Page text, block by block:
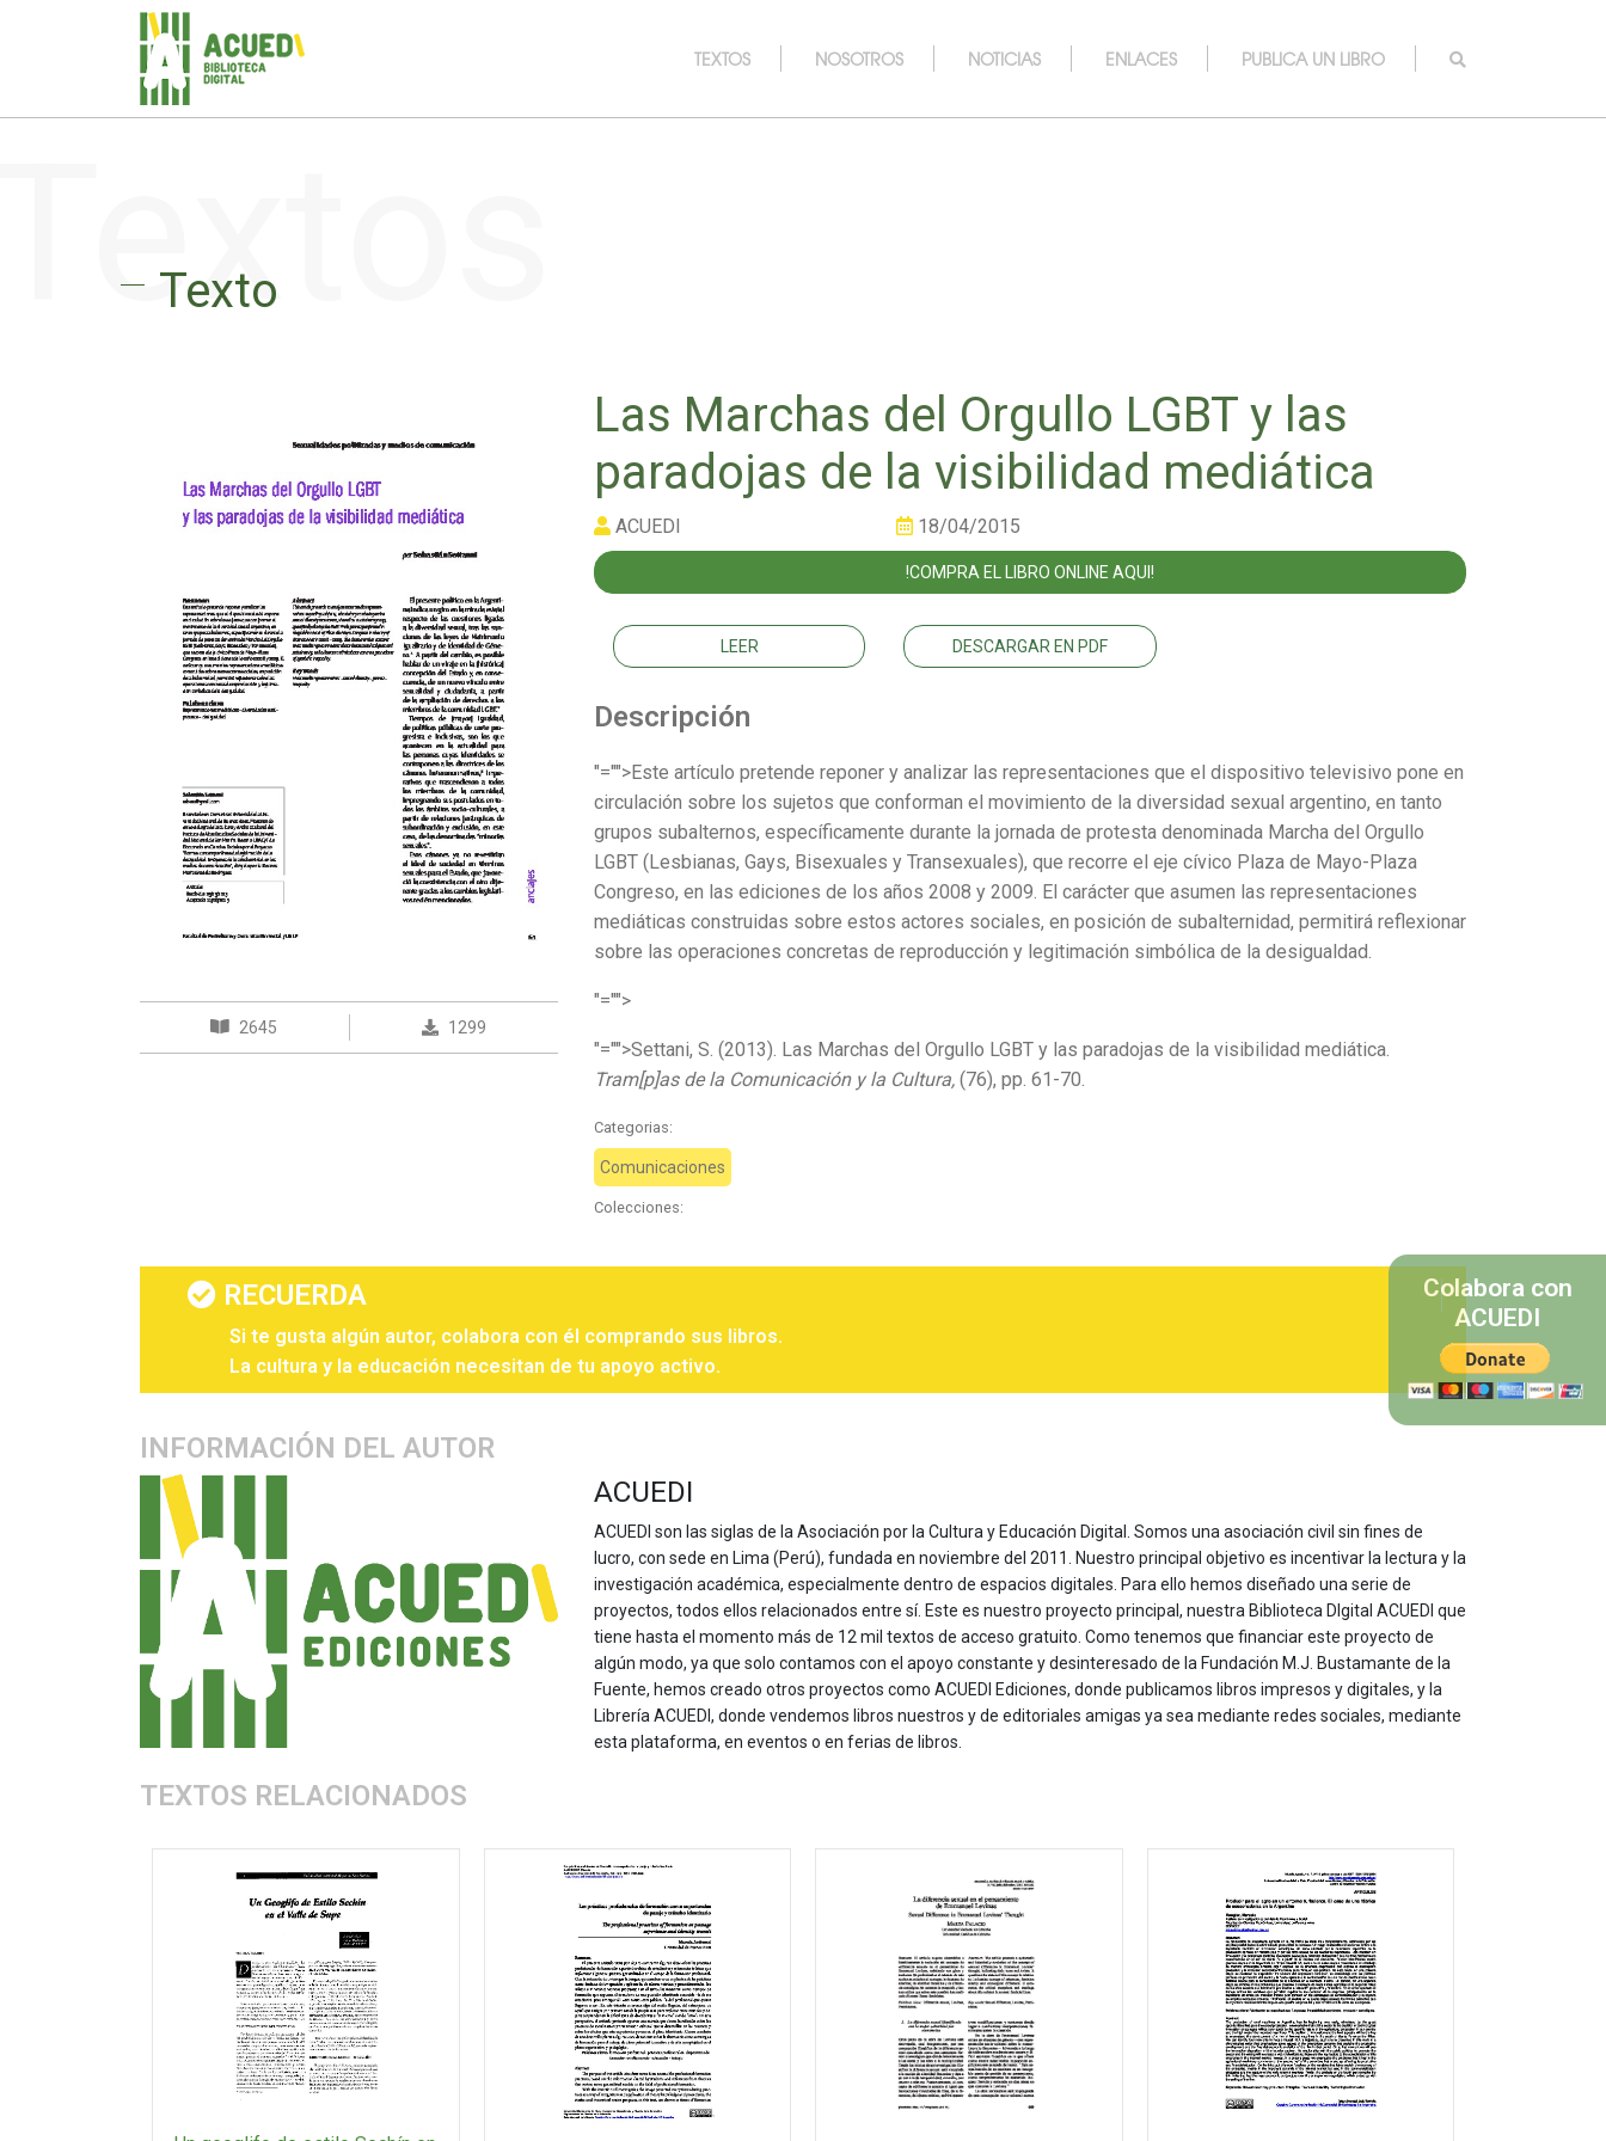
TEXTOS NOSOTROS NOTICIAS ENLACES PUBLICA UN LIBRO
Texto
2645 1299
Las Marchas del Orgullo LGBT y las
paradojas de la visibilidad mediática
ACUEDI 18/04/2015
!COMPRA EL LIBRO ONLINE AQUI!
LEER DESCARGAR EN PDF
Descripción
"="">Este artículo pretende reponer y analizar las representaciones que el dispositivo televisivo pone en
circulación sobre los sujetos que conforman el movimiento de la diversidad sexual argentino, en tanto
grupos subalternos, específicamente durante la jornada de protesta denominada Marcha del Orgullo
LGBT (Lesbianas, Gays, Bisexuales y Transexuales), que recorre el eje cívico Plaza de Mayo-Plaza
Congreso, en las ediciones de los años 2008 y 2009. El carácter que asumen las representaciones
mediáticas construidas sobre estos actores sociales, en posición de subalternidad, permitirá reflexionar
sobre las operaciones concretas de reproducción y legitimación simbólica de la desigualdad.
"="">
"="">Settani, S. (2013). Las Marchas del Orgullo LGBT y las paradojas de la visibilidad mediática.
Tram[p]as de la Comunicación y la Cultura, (76), pp. 61-70.
Categorias:
Comunicaciones
Colecciones:
RECUERDA
Si te gusta algún autor, colabora con él comprando sus libros.
La cultura y la educación necesitan de tu apoyo activo.
INFORMACIÓN DEL AUTOR
ACUEDI
ACUEDI son las siglas de la Asociación por la Cultura y Educación Digital. Somos una asociación civil sin fines de
lucro, con sede en Lima (Perú), fundada en noviembre del 2011. Nuestro principal objetivo es incentivar la lectura y la
investigación académica, especialmente dentro de espacios digitales. Para ello hemos diseñado una serie de
proyectos, todos ellos relacionados entre sí. Este es nuestro proyecto principal, nuestra Biblioteca DIgital ACUEDI que
tiene hasta el momento más de 12 mil textos de acceso gratuito. Como tenemos que financiar este proyecto de
algún modo, ya que solo contamos con el apoyo constante y desinteresado de la Fundación M.J. Bustamante de la
Fuente, hemos creado otros proyectos como ACUEDI Ediciones, donde publicamos libros impresos y digitales, y la
Librería ACUEDI, donde vendemos libros nuestros y de editoriales amigas ya sea mediante redes sociales, mediante
esta plataforma, en eventos o en ferias de libros.
TEXTOS RELACIONADOS
Colabora con
ACUEDI